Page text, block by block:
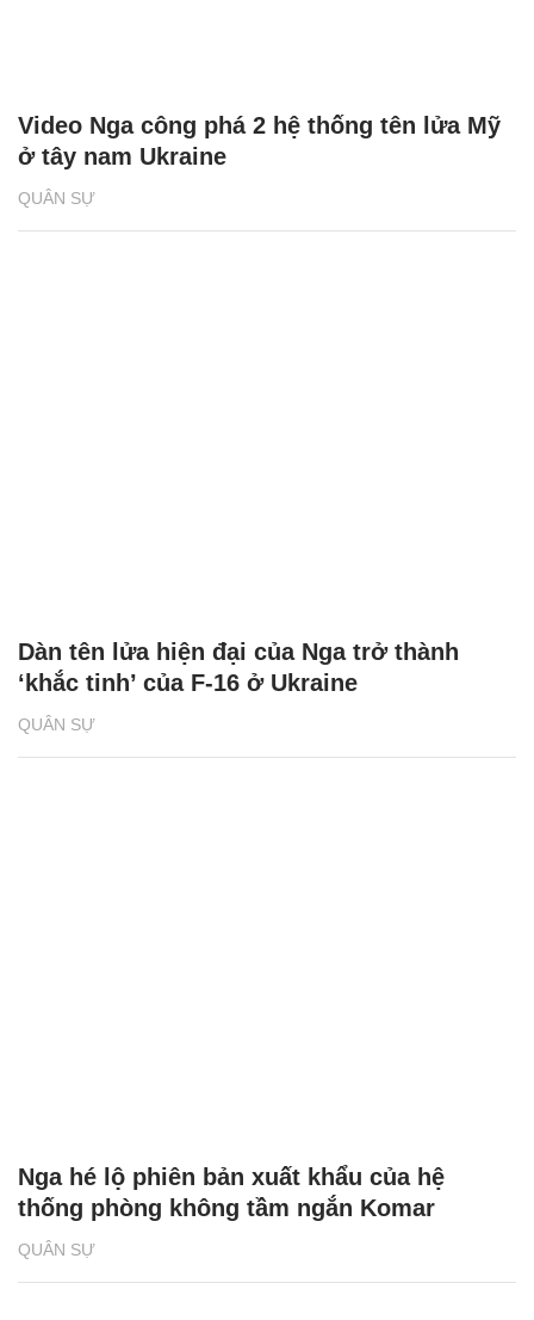
QUÂN SỰ
Video Nga công phá 2 hệ thống tên lửa Mỹ
ở tây nam Ukraine
QUÂN SỰ
Dàn tên lửa hiện đại của Nga trở thành
‘khắc tinh’ của F-16 ở Ukraine
QUÂN SỰ
Nga hé lộ phiên bản xuất khẩu của hệ
thống phòng không tầm ngắn Komar